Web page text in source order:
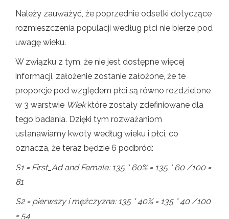
Należy zauważyć, że poprzednie odsetki dotyczące
rozmieszczenia populacji według płci nie bierze pod
uwagę wieku.
W związku z tym, że nie jest dostępne więcej
informacji, założenie zostanie założone, że te
proporcje pod względem płci są równo rozdzielone
w 3 warstwie Wiekktóre zostały zdefiniowane dla
tego badania. Dzięki tym rozważaniom
ustanawiamy kwoty według wieku i płci, co
oznacza, że ​​teraz będzie 6 podbród:
S1 = First_Ad and Female: 135 * 60% = 135 * 60 /100 =
81
S2 = pierwszy i mężczyzna: 135 * 40% = 135 * 40 /100
= 54